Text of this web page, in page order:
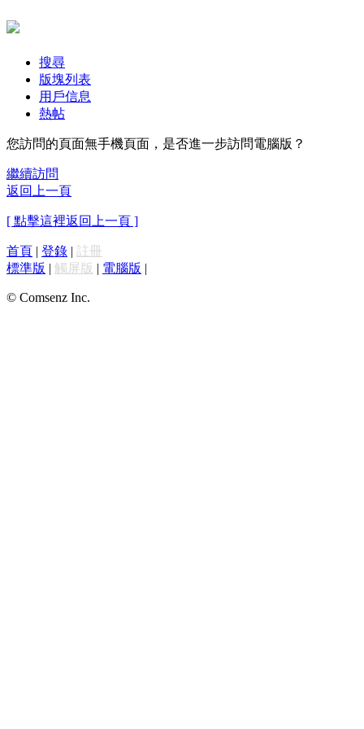
搜尋
版塊列表
用戶信息
熱帖
您訪問的頁面無手機頁面，是否進一步訪問電腦版？
繼續訪問
返回上一頁
[ 點擊這裡返回上一頁 ]
首頁 | 登錄 | 註冊
標準版 | 觸屏版 | 電腦版 |
© Comsenz Inc.